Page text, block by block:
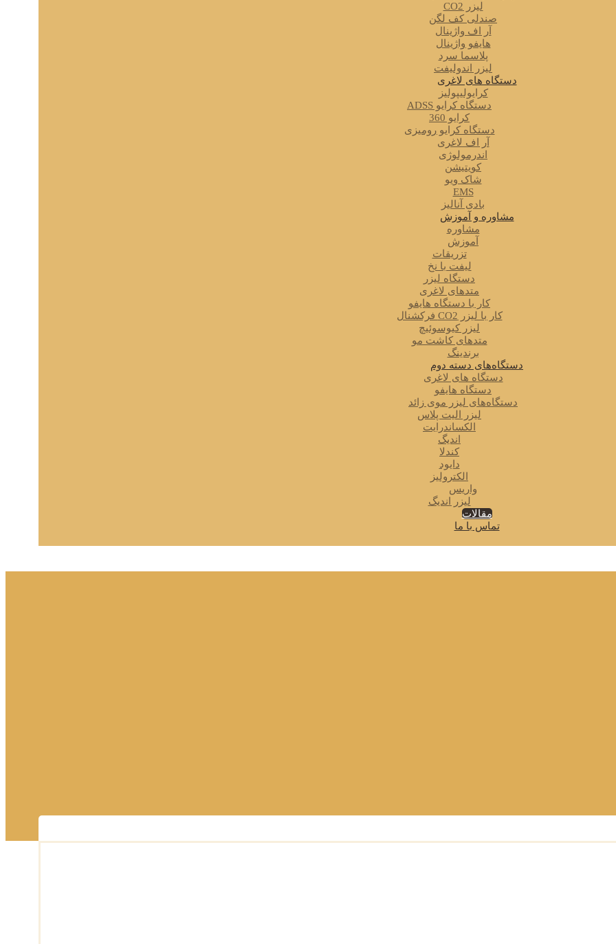
لیزر CO2
صندلی کف لگن
آر اف واژینال
هایفو واژینال
پلاسما سرد
لیزر اندولیفت
دستگاه های لاغری
کرایولیپولیز
دستگاه کرایو ADSS
کرایو 360
دستگاه کرایو رومیزی
آر اف لاغری
اندرمولوژی
کویتیشن
شاک ویو
EMS
بادی آنالیز
مشاوره و آموزش
مشاوره
آموزش
تزریقات
لیفت با نخ
دستگاه لیزر
متدهای لاغری
کار با دستگاه هایفو
کار با لیزر CO2 فرکشنال
لیزر کیوسوئیچ
متدهای کاشت مو
برندینگ
دستگاه‌های دسته دوم
دستگاه های لاغری
دستگاه هایفو
دستگاه‌های لیزر موی زائد
لیزر الیت پلاس
الکساندرایت
اندیگ
کندلا
دایود
الکترولیز
واریس
لیزر اندیگ
مقالات
تماس با ما